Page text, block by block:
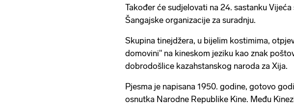
Također će sudjelovati na 24. sastanku Vijeća
Šangajske organizacije za suradnju.
Skupina tinejdžera, u bijelim kostimima,
domovini" na kineskom jeziku kao znak
dobrodošlice kazahstanskog naroda za Xija.
Pjesma je napisana 1950. godine, gotovo
osnutka Narodne Republike Kine. Među